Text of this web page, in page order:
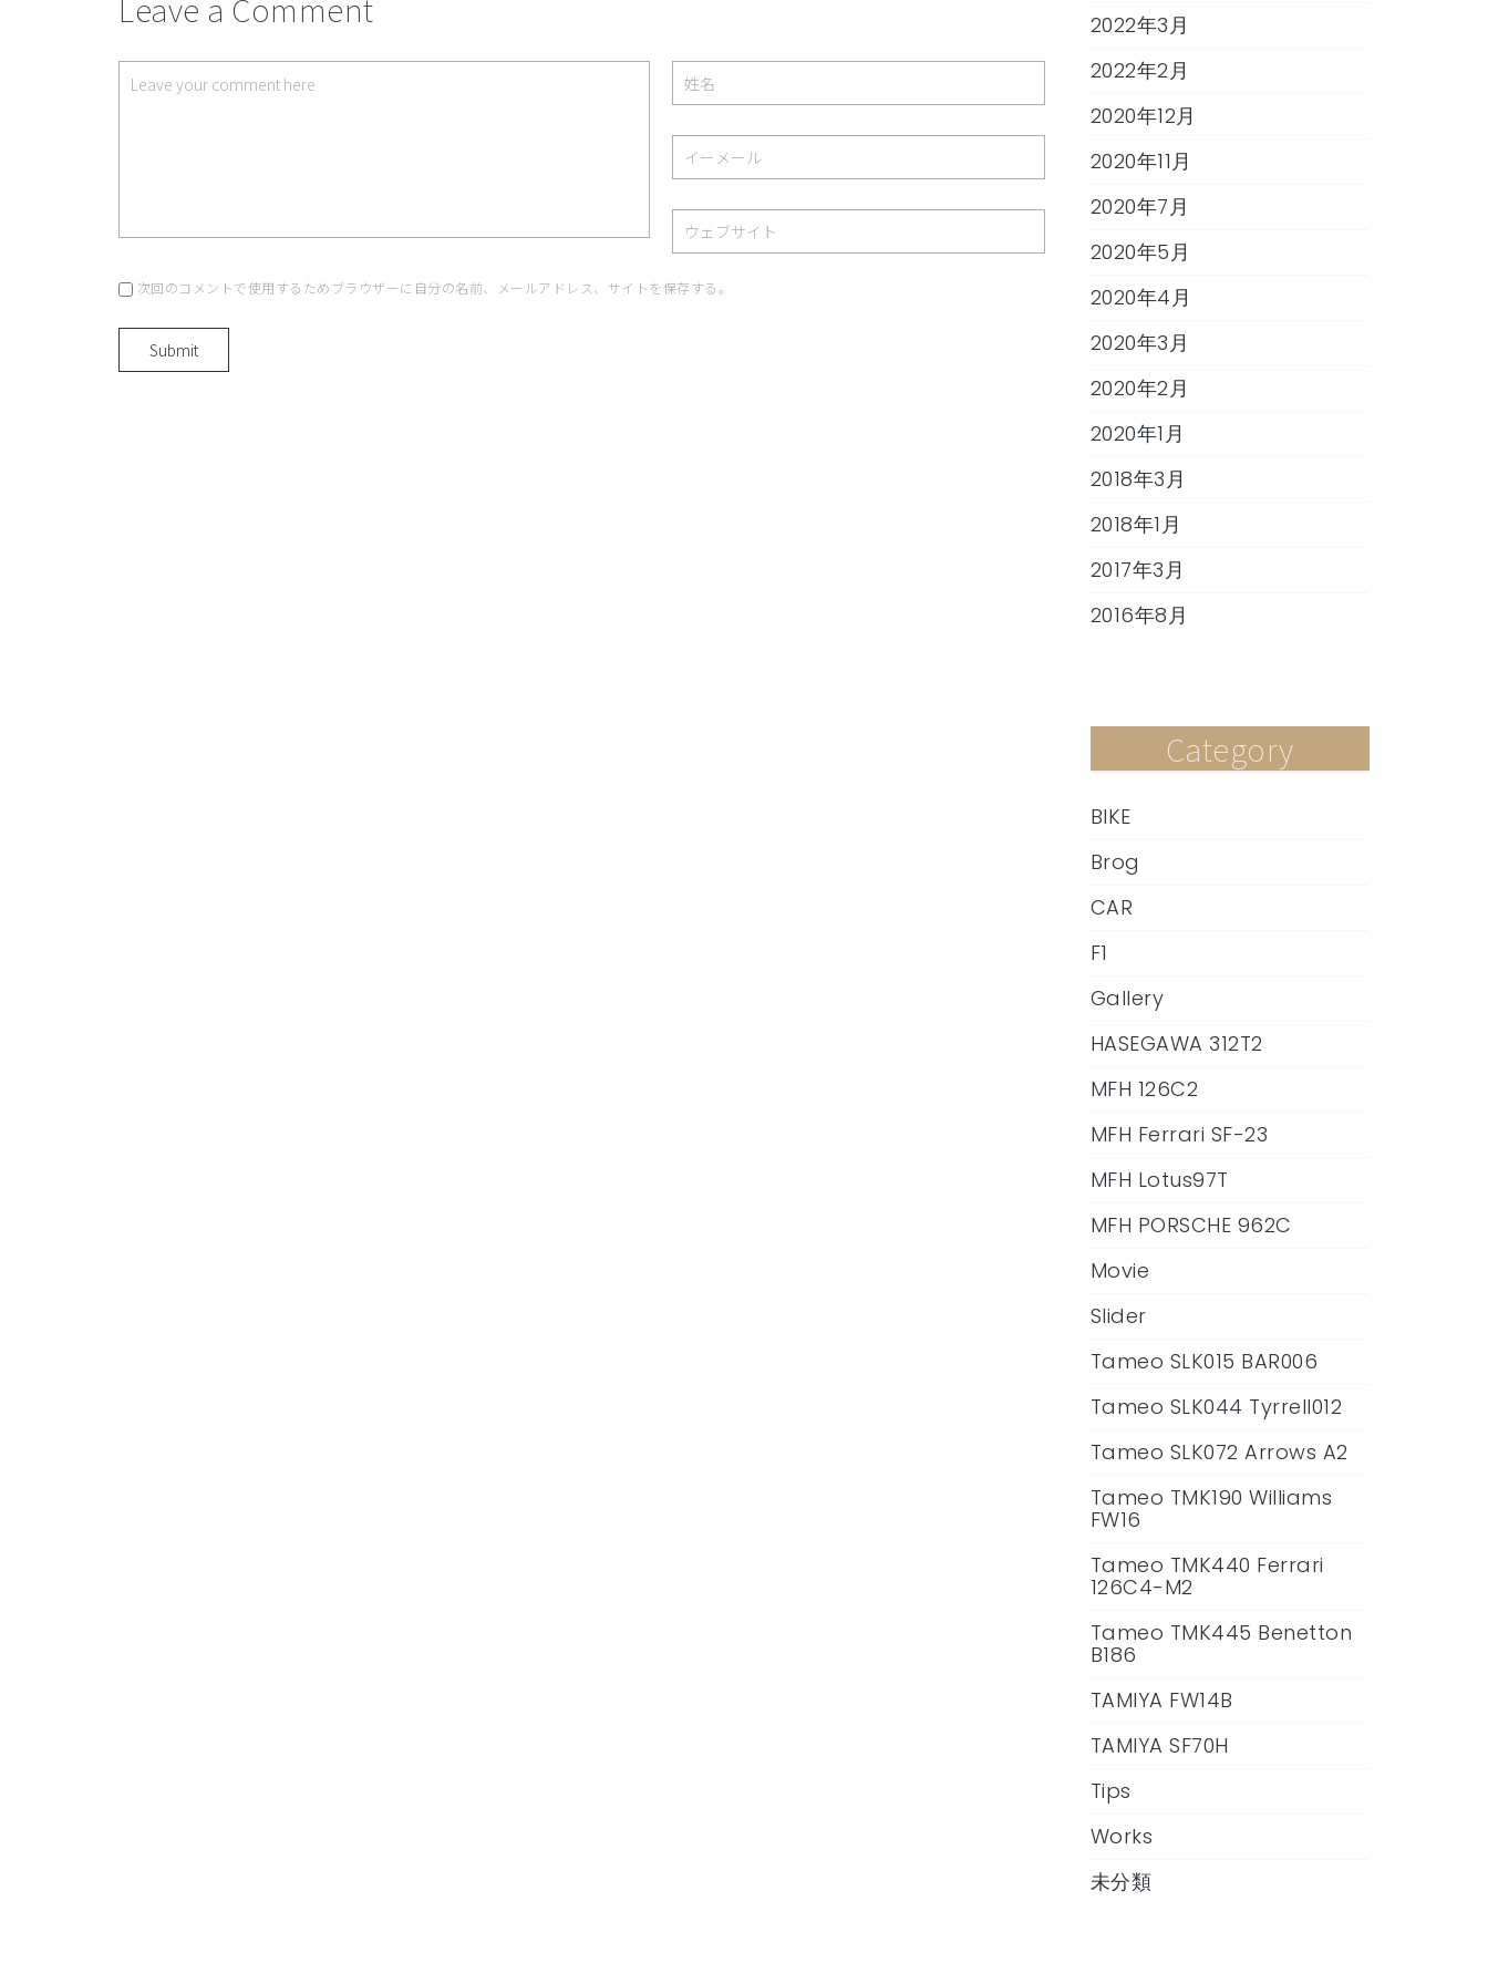
Leave a Comment
次回のコメントで使用するためブラウザーに自分の名前、メールアドレス、サイトを保存する。
2022年3月
2022年2月
2020年12月
2020年11月
2020年7月
2020年5月
2020年4月
2020年3月
2020年2月
2020年1月
2018年3月
2018年1月
2017年3月
2016年8月
Category
BIKE
Brog
CAR
F1
Gallery
HASEGAWA 312T2
MFH 126C2
MFH Ferrari SF-23
MFH Lotus97T
MFH PORSCHE 962C
Movie
Slider
Tameo SLK015 BAR006
Tameo SLK044 Tyrrell012
Tameo SLK072 Arrows A2
Tameo TMK190 Williams
FW16
Tameo TMK440 Ferrari
126C4-M2
Tameo TMK445 Benetton
B186
TAMIYA FW14B
TAMIYA SF70H
Tips
Works
未分類